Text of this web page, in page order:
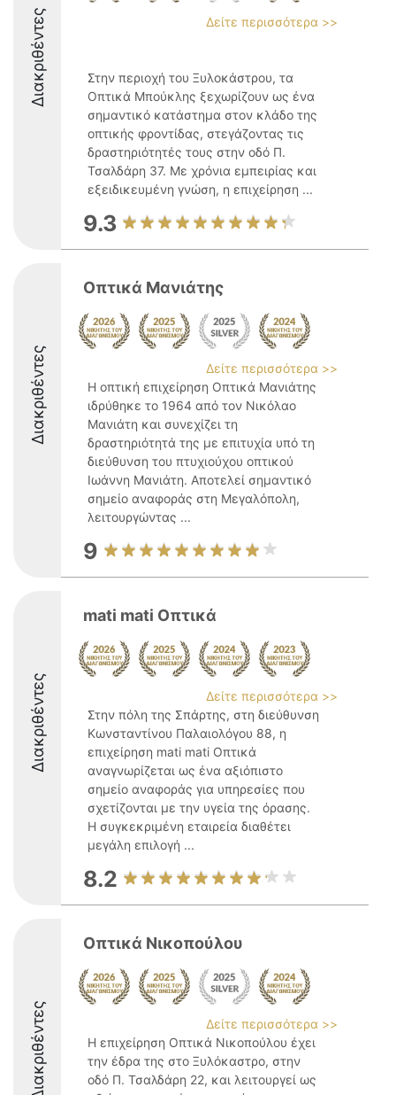
Διακριθέντες Δείτε περισσότερα >>
Στην περιοχή του Ξυλοκάστρου, τα
Οπτικά Μπούκλης ξεχωρίζουν ως ένα
σημαντικό κατάστημα στον κλάδο της
οπτικής φροντίδας, στεγάζοντας τις
δραστηριότητές τους στην οδό Π.
Τσαλδάρη 37. Με χρόνια εμπειρίας και
εξειδικευμένη γνώση, η επιχείρηση ...
9.3
Διακριθέντες
Οπτικά Μανιάτης
Δείτε περισσότερα >>
Η οπτική επιχείρηση Οπτικά Μανιάτης
ιδρύθηκε το 1964 από τον Νικόλαο
Μανιάτη και συνεχίζει τη
δραστηριότητά της με επιτυχία υπό τη
διεύθυνση του πτυχιούχου οπτικού
Ιωάννη Μανιάτη. Αποτελεί σημαντικό
σημείο αναφοράς στη Μεγαλόπολη,
λειτουργώντας ...
9
Διακριθέντες
mati mati Οπτικά
Δείτε περισσότερα >>
Στην πόλη της Σπάρτης, στη διεύθυνση
Κωνσταντίνου Παλαιολόγου 88, η
επιχείρηση mati mati Οπτικά
αναγνωρίζεται ως ένα αξιόπιστο
σημείο αναφοράς για υπηρεσίες που
σχετίζονται με την υγεία της όρασης.
Η συγκεκριμένη εταιρεία διαθέτει
μεγάλη επιλογή ...
8.2
Διακριθέντες
Οπτικά Νικοπούλου
Δείτε περισσότερα >>
Η επιχείρηση Οπτικά Νικοπούλου έχει
την έδρα της στο Ξυλόκαστρο, στην
οδό Π. Τσαλδάρη 22, και λειτουργεί ως